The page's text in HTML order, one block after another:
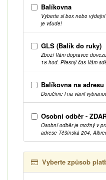
Balíkovna
Vyberte si box nebo
je všude!
GLS (Balík do ruky)
Zboží Vám dopravce
18 hod. Přesný čas Vám
Balíkovna na adresu
Doručíme i na vámi
Osobní odběr -
Osobní odběr je možný v
adrese Těšínská 204,
Vyberte způsob